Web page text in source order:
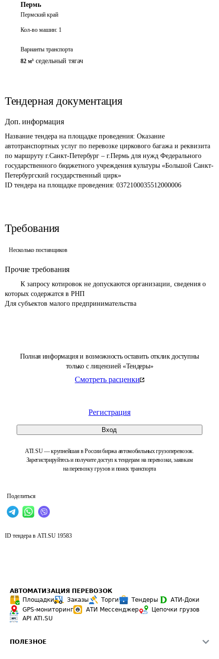
Полная информация и возможность оставить отклик доступны
только с лицензией «Тендеры»
Смотреть расценки
Регистрация
Вход
ATI.SU — крупнейшая в России биржа автомобильных грузоперевозок.
Зарегистрируйтесь и получите доступ к тендерам на перевозки, заявкам
на перевозку грузов и поиск транспорта
Поделиться
Пермь
Пермский край
Кол-во машин: 1
Варианты транспорта
82 м³ седельный тягач
Тендерная документация
Доп. информация
Название тендера на площадке проведения: Оказание
автотранспортных услуг по перевозке циркового багажа и реквизита
по маршруту г.Санкт-Петербург – г.Пермь для нужд Федерального
государственного бюджетного учреждения культуры «Большой Санкт-
Петербургский государственный цирк»
ID тендера на площадке проведения: 0372100035512000006
Требования
Несколько поставщиков
Прочие требования
которых содержатся в РНП
Для субъектов малого предпринимательства
ID тендера в ATI.SU 19583
АВТОМАТИЗАЦИЯ ПЕРЕВОЗОК
Площадки
Заказы Торги Тендеры
АТИ-Доки
GPS-мониторинг
АТИ Мессенджер
Цепочки грузов
API ATI.SU
ПОЛЕЗНОЕ